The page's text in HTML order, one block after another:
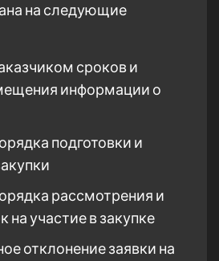
на следующие
сроков и
информации о
подготовки и
рассмотрения и
на участие в закупке
отклонение заявки на